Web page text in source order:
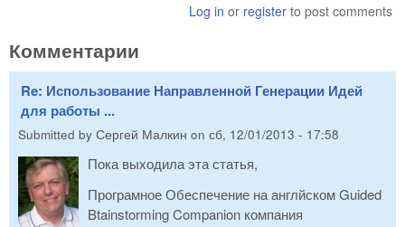
Log in or register to post comments
Комментарии
Re: Использование Направленной Генерации Идей
для работы ...
Submitted by Сергей Малкин on сб, 12/01/2013 - 17:58
Пока выходила эта статья,
Програмное Обеспечение на англйском Guided
Btainstorming Companion компания